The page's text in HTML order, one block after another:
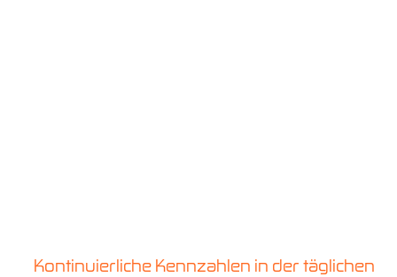
Kontinuierliche Kennzahlen in der täglichen